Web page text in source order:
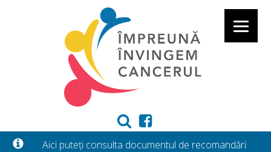
Aici puteți consulta documentul de recomandări